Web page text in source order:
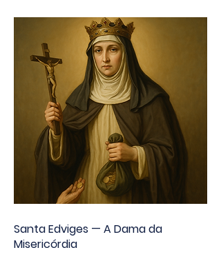
Santa Edviges — A Dama da
Misericórdia